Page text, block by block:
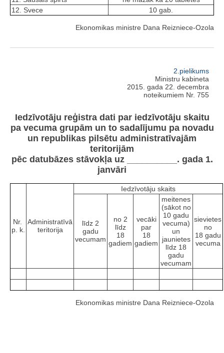
12. Svece
10 gab.
Ekonomikas ministre Dana Reizniece-Ozola
2.pielikums
Ministru kabineta
2015. gada 22. decembra
noteikumiem Nr. 755
Iedzīvotāju reģistra dati par iedzīvotāju skaitu
pa vecuma grupām un to sadalījumu pa novadu
un republikas pilsētu administratīvajām
teritorijām
pēc datubāzes stāvokļa uz __________. gada 1.
janvāri
Nr.
p. k.
Administratīvā
teritorija
Iedzīvotāju skaits
līdz 2
gadu
vecumam
no 2
līdz
18
gadiem
vecāki
par
18
gadiem
meitenes
(sākot no
10 gadu
vecuma)
un
jaunietes
līdz 18
gadu
vecumam
sievietes
no
18 gadu
vecuma
Ekonomikas ministre Dana Reizniece-Ozola